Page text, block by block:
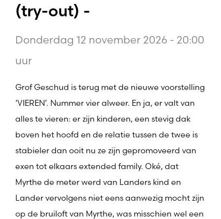
(try-out) -
Donderdag 12 november 2026 - 20:00
uur
Grof Geschud is terug met de nieuwe voorstelling
‘VIEREN’. Nummer vier alweer. En ja, er valt van
alles te vieren: er zijn kinderen, een stevig dak
boven het hoofd en de relatie tussen de twee is
stabieler dan ooit nu ze zijn gepromoveerd van
exen tot elkaars extended family. Oké, dat
Myrthe de meter werd van Landers kind en
Lander vervolgens niet eens aanwezig mocht zijn
op de bruiloft van Myrthe, was misschien wel een